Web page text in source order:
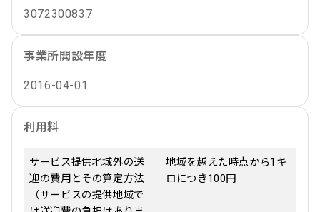
3072300837
事業所開設年度
2016-04-01
利用料
サービス提供地域外の送
迎の費用とその算定方法
（サービスの提供地域で
地域を越えた時点から1キ
ロにつき100円